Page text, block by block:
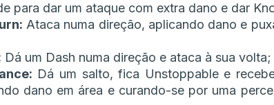
para dar um ataque com extra dano e dar
Ataca numa direção, aplicando dano e
Dá um Dash numa direção e ataca à sua volta;
Dá um salto, fica Unstoppable e
dano em área e curando-se por uma